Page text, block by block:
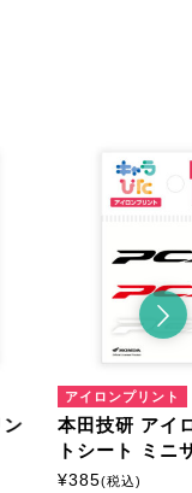
ン
アイロンプリント
本田技研 アイ
トシート ミニ
¥385(税込)